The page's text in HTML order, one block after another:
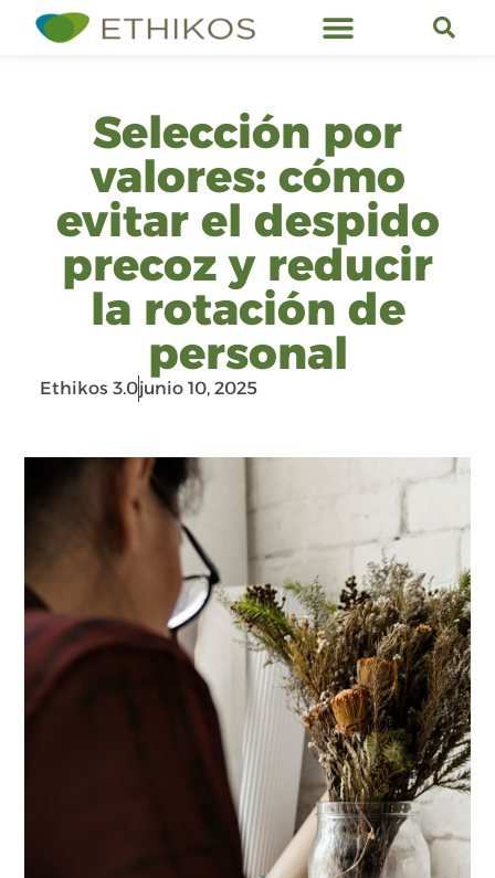
Selección por
valores: cómo
evitar el despido
precoz y reducir
la rotación de
personal
Ethikos 3.0junio 10, 2025